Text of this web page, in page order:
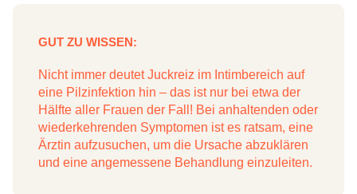
GUT ZU WISSEN:
Nicht immer deutet Juckreiz im Intimbereich auf
eine Pilzinfektion hin – das ist nur bei etwa der
Hälfte aller Frauen der Fall! Bei anhaltenden oder
wiederkehrenden Symptomen ist es ratsam, eine
Ärztin aufzusuchen, um die Ursache abzuklären
und eine angemessene Behandlung einzuleiten.